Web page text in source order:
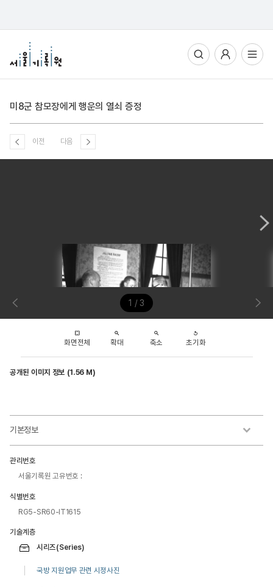
전체메뉴열기
미8군 참모장에게 행운의 열쇠 증정
이전 다음
1 / 3
화면전체 확대 축소 초기화
공개된 이미지 정보 (1.56 M)
기본정보
관리번호
서울기록원 고유번호 :
식별번호
RG5-SR60-IT1615
기술계층
시리즈(Series)
국방 지원업무 관련 시정사진